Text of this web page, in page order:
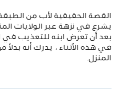
القصة الحقيقية لأب من
يشرع في نزهة عبر الولايات
بعد أن تعرض ابنه للتعذيب في
في هذه الأثناء ، يدرك أنه
المنزل.